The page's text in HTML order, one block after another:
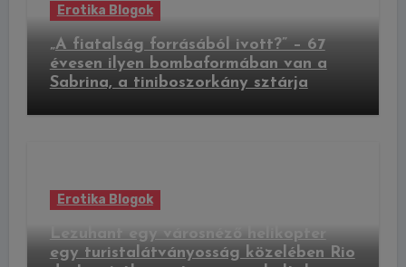
Erotika Blogok
„A fiatalság forrásából ivott?” – 67
évesen ilyen bombaformában van a
Sabrina, a tiniboszorkány sztárja
Erotika Blogok
Lezuhant egy városnéző helikopter
egy turistalátványosság közelében Rio